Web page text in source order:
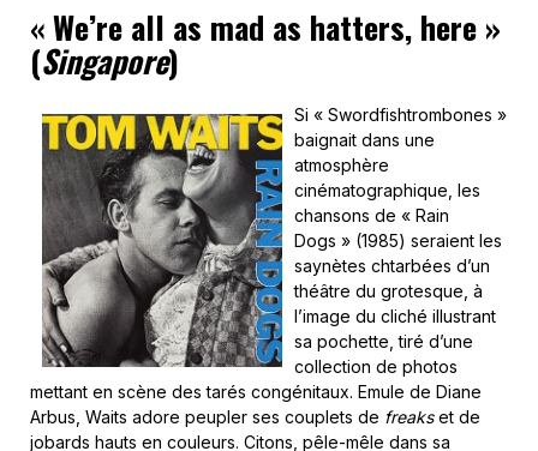
«We’re all as mad as hatters, here »
(Singapore)
Si « Swordfishtrombones »
baignait dans une
atmosphère
cinématographique, les
chansons de « Rain
Dogs » (1985) seraient les
saynètes chtarbées d’un
théâtre du grotesque, à
l’image du cliché illustrant
sa pochette, tiré d’une
collection de photos
mettant en scène des tarés congénitaux. Emule de Diane
Arbus, Waits adore peupler ses couplets de freakset de
jobards hauts en couleurs. Citons, pêle-mêle dans sa